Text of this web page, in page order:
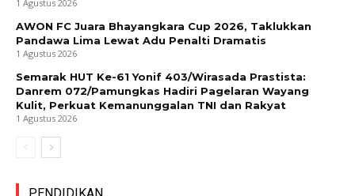
1 Agustus 2026
AWON FC Juara Bhayangkara Cup 2026, Taklukkan
Pandawa Lima Lewat Adu Penalti Dramatis
1 Agustus 2026
Semarak HUT Ke-61 Yonif 403/Wirasada Prastista:
Danrem 072/Pamungkas Hadiri Pagelaran Wayang
Kulit, Perkuat Kemanunggalan TNI dan Rakyat
1 Agustus 2026
PENDIDIKAN